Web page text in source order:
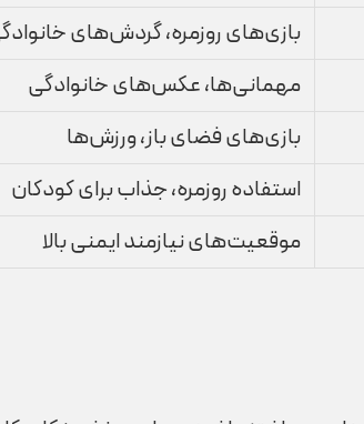
بازی‌های روزمره، گردش‌های
مهمانی‌ها، عکس‌های خانوادگی
بازی‌های فضای باز، ورزش‌ها
استفاده روزمره، جذاب برای کودکان
موقعیت‌های نیازمند ایمنی بالا